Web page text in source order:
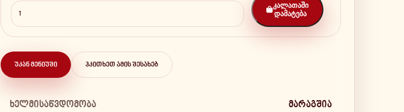
ᲙᲐᲚᲐᲗᲐᲨᲘ
ᲓᲐᲛᲐᲢᲔᲑᲐ
ᲣᲙᲐᲜ ᲛᲔᲜᲘᲣᲨᲘ ᲰᲙᲘᲗᲮᲔᲗ ᲐᲛᲘᲡ ᲨᲔᲡᲐᲮᲔᲑ
ხელმისაწვდომობა მარაგშია